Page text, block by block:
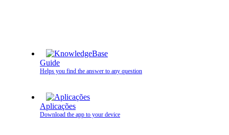
Guide
Helps you find the answer to any question
Aplicações
Download the app to your device